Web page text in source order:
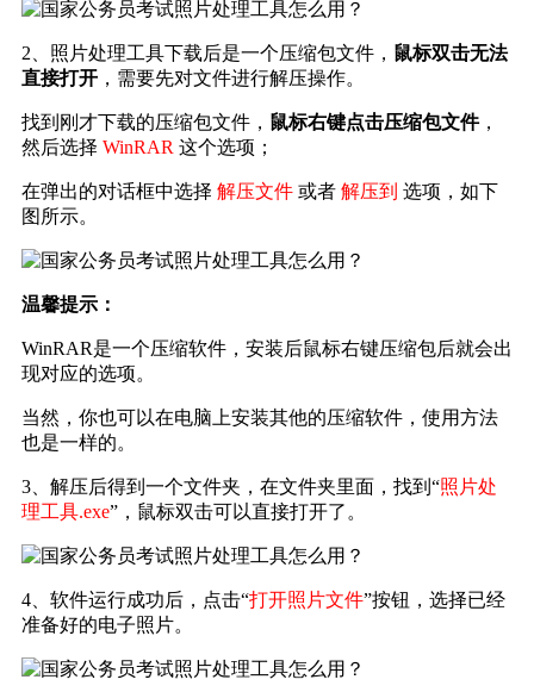
2、照片处理工具下载后是一个压缩包文件， 鼠标双击无法
直接打开 ，需要先对文件进行解压操作。
找到刚才下载的压缩包文件， 鼠标右键点击压缩包文件，
然后选择 WinRAR 这个选项；
在弹出的对话框中选择 解压文件 或者 解压到 选项，如下
图所示。
温馨提示：
WinRAR是一个压缩软件，安装后鼠标右键压缩包后就会出
现对应的选项。
当然，你也可以在电脑上安装其他的压缩软件，使用方法
也是一样的。
3、解压后得到一个文件夹，在文件夹里面，找到“照片处
理工具.exe”，鼠标双击可以直接打开了。
4、软件运行成功后，点击“打开照片文件”按钮，选择已经
准备好的电子照片。